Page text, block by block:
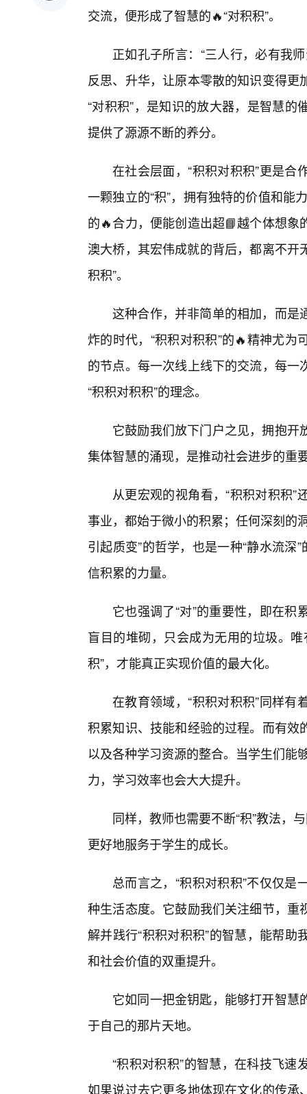
交流，便形成了智慧的🔥“对积积”。
正如孔子所言：“三人行，必有我
反思、升华，让原本零散的知识变得
“对积积”，是知识的放大器，是智慧
提供了源源不断的养分。
在社会层面，“积积对积积”更是
一颗独立的“积”，拥有独特的价值和能
的🔥合力，便能创造出超📘越个体想
澳大桥，其宏伟成就的背后，都离不开
积积”。
这种合作，并非简单的相加，而是
炸的时代，“积积对积积”的🔥精神尤
的节点。每一次线上线下的交流，每
“积积对积积”的理念。
它鼓励我们放下门户之见，拥抱
集体智慧的涌现，是推动社会进步的重
从更宏观的视角看，“积积对积积
事业，都始于微小的积累；任何深刻的
引起质变”的哲学，也是一种“静水流深
信积累的力量。
它也强调了“对”的重要性，即在
盲目的堆砌，只会成为无用的垃圾。
积”，才能真正实现价值的最大化。
在教育领域，“积积对积积”同样
积累知识、技能和经验的过程。而有
以及各种学习资源的整合。当学生们能
力，学习效率也会大大提升。
同样，教师也需要不断“积”教法，
更好地服务于学生的成长。
总而言之，“积积对积积”不仅仅
种生活态度。它鼓励我们关注细节，
解并践行“积积对积积”的智慧，能帮
和社会价值的双重提升。
它如同一把金钥匙，能够打开智
于自己的那片天地。
“积积对积积”的智慧，在科技飞
如果说过去它更多地体现在文化的传